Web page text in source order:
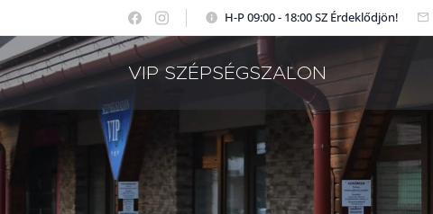
H-P 09:00 - 18:00 SZ Érdeklődjön!
VIP SZÉPSÉGSZALON